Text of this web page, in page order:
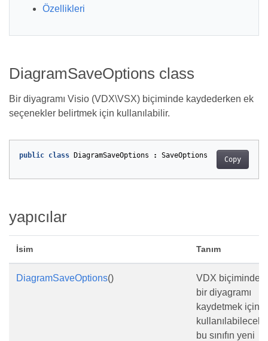
Özellikleri
DiagramSaveOptions class
Bir diyagramı Visio (VDX\VSX) biçiminde kaydederken ek
seçenekler belirtmek için kullanılabilir.
Copy
public class DiagramSaveOptions : SaveOptions
yapıcılar
İsim Tanım
DiagramSaveOptions()
VDX biçiminde
bir diyagramı
kaydetmek için
kullanılabilecek
bu sınıfın yeni